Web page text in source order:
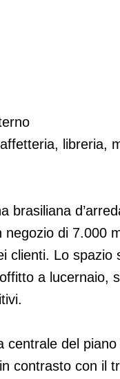
libreria,
brasiliana
di 7.000
clienti. Lo
a lucernaio,
centrale del
contrasto con il